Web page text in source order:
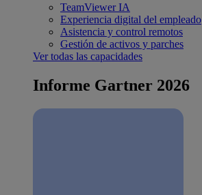
TeamViewer IA
Experiencia digital del empleado
Asistencia y control remotos
Gestión de activos y parches
Ver todas las capacidades
Informe Gartner 2026